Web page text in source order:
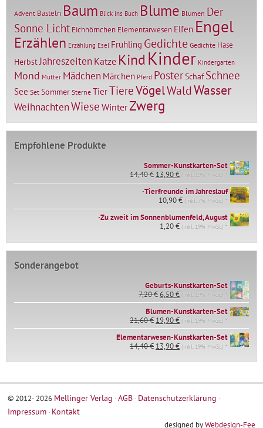
Advent Basteln Baum Blick ins Buch Blume Blumen Der
Sonne Licht Eichhörnchen Elementarwesen Elfen Engel
Erzählen Erzählung Esel Frühling Gedichte Gedichte Hase
HerbstJahreszeitenKatze KindKinder Kindergarten
Mond Mutter Mädchen Märchen Pferd PosterSchaf Schnee
See Set Sommer Sterne TierTiereVögelWaldWasser
WeihnachtenWiese WinterZwerg
Empfohlene Produkte
Sommer-Kunstkarten-Set
14,40€ Ursprünglicher
Preis
war:
14,40 €
13,90€Aktueller
Preis
ist:
13,90 €.
(inkl. 19% MwSt.) *
∙Tierfreunde im Jahreslauf
10,90€ (inkl. 7% MwSt.) *
∙Zu zweit im Sonnenblumenfeld, August
1,20€ (inkl. 19% MwSt.) *
Sonderangebot
Geburts-Kunstkarten-Set
7,20€Ursprünglicher
Preis
war:
7,20 €
6,50€Aktueller
Preis
ist:
6,50 €.
(inkl. 19% MwSt.) *
Blumen-Kunstkarten-Set
21,60€ Ursprünglicher
Preis
war:
21,60 €
19,90€Aktueller
Preis
ist:
19,90 €.
(inkl. 19% MwSt.) *
Elementarwesen-Kunstkarten-Set
14,40€ Ursprünglicher
war:
13,90€Aktueller
ist:
(inkl. 19% MwSt.) *
© 2012- 2026 Mellinger Verlag AGB Datenschutzerklärung
Impressum Kontakt
designed byWebdesign-Fee